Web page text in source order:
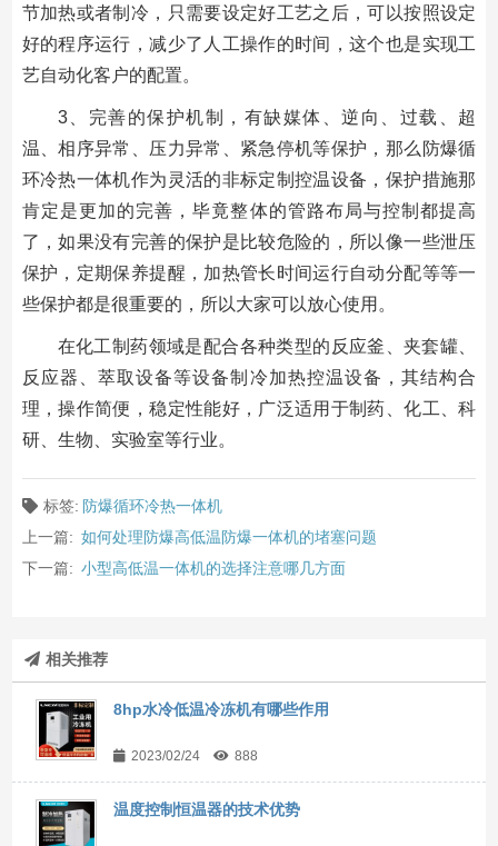
节加热或者制冷，只需要设定好工艺之后，可以按照设定
好的程序运行，减少了人工操作的时间，这个也是实现工
艺自动化客户的配置。
3、完善的保护机制，有缺媒体、逆向、过载、超
温、相序异常、压力异常、紧急停机等保护，那么防爆循
环冷热一体机作为灵活的非标定制控温设备，保护措施那
肯定是更加的完善，毕竟整体的管路布局与控制都提高
了，如果没有完善的保护是比较危险的，所以像一些泄压
保护，定期保养提醒，加热管长时间运行自动分配等等一
些保护都是很重要的，所以大家可以放心使用。
在化工制药领域是配合各种类型的反应釜、夹套罐、
反应器、萃取设备等设备制冷加热控温设备，其结构合
理，操作简便，稳定性能好，广泛适用于制药、化工、科
研、生物、实验室等行业。
标签: 防爆循环冷热一体机
上一篇: 如何处理防爆高低温防爆一体机的堵塞问题
下一篇: 小型高低温一体机的选择注意哪几方面
相关推荐
8hp水冷低温冷冻机有哪些作用
2023/02/24 888
温度控制恒温器的技术优势